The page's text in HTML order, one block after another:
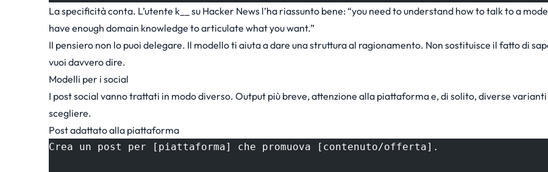
La specificità conta. L’utente k__ su Hacker News l’ha riassunto bene: “you need to understand how to talk to a
have enough domain knowledge to articulate what you want.”
Il pensiero non lo puoi delegare. Il modello ti aiuta a dare una struttura al ragionamento. Non sostituisce il fatto di
vuoi davvero dire.
Modelli per i social
I post social vanno trattati in modo diverso. Output più breve, attenzione alla piattaforma e, di solito, diverse
scegliere.
Post adattato alla piattaforma
Crea un post per [piattaforma] che promuova [contenuto/offerta].